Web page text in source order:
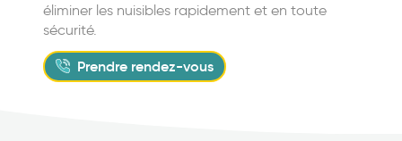
éliminer les nuisibles rapidement et en toute
sécurité.
Prendre rendez-vous